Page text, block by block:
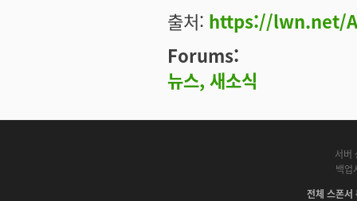
출처: https://lwn.net/
Forums:
뉴스, 새소식
서버
백업
전체 스폰서